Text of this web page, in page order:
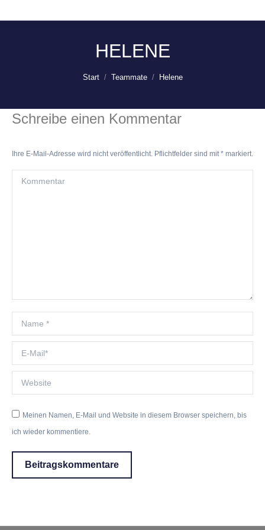
HELENE
Start Teammate Helene
Schreibe einen Kommentar
Ihre E-Mail-Adresse wird nicht veröffentlicht. Pflichtfelder sind mit* markiert.
Kommentar
Name *
E-Mail *
Website
Meinen Namen, E-Mail und Website in diesem Browser speichern, bis
ich wieder kommentiere.
Beitragskommentare